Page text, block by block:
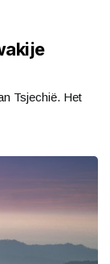
Tsjechië. Het